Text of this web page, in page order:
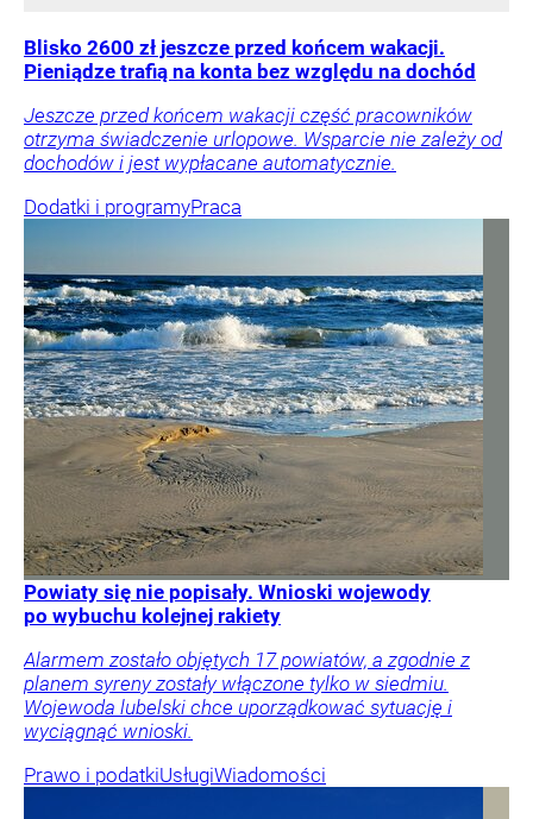
Blisko 2600 zł jeszcze przed końcem wakacji.
Pieniądze trafią na konta bez względu na dochód
Jeszcze przed końcem wakacji część pracowników
otrzyma świadczenie urlopowe. Wsparcie nie zależy od
dochodów i jest wypłacane automatycznie.
Dodatki i programyPraca
Powiaty się nie popisały. Wnioski wojewody
po wybuchu kolejnej rakiety
Alarmem zostało objętych 17 powiatów, a zgodnie z
planem syreny zostały włączone tylko w siedmiu.
Wojewoda lubelski chce uporządkować sytuację i
wyciągnąć wnioski.
Prawo i podatkiUsługiWiadomości